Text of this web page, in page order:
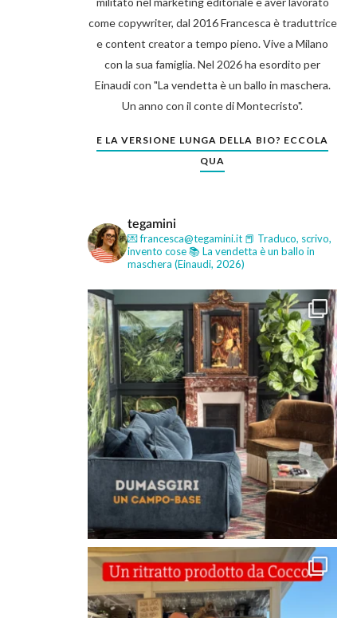
come copywriter, dal 2016 Francesca è traduttrice
e content creator a tempo pieno. Vive a Milano
con la sua famiglia. Nel 2026 ha esordito per
Einaudi con "La vendetta è un ballo in maschera.
Un anno con il conte di Montecristo".
E LA VERSIONE LUNGA DELLA BIO? ECCOLA
QUA
tegamini
💌 francesca@tegamini.it 📕 Traduco, scrivo,
invento cose📚 La vendetta è un ballo in
maschera (Einaudi, 2026)